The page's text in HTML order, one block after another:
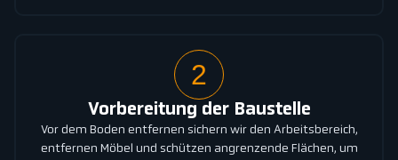
2
Vorbereitung der Baustelle
Vor dem Boden entfernen sichern wir den Arbeitsbereich,
entfernen Möbel und schützen angrenzende Flächen, um